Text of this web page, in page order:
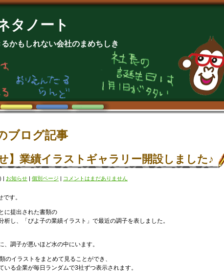
タノート
かもしれない会社のまめちしき
ブログ記事
】業績イラストギャラリー開設しました♪
) | お知らせ | 個別ページ | コメントはまだありません
す。
に提出された書類の
析し、「ぴよ子の業績イラスト」で最近の調子を表しました。
、調子が悪いほど水の中にいます。
のイラストをまとめて見ることができ、
いる企業が毎日ランダムで3社ずつ表示されます。